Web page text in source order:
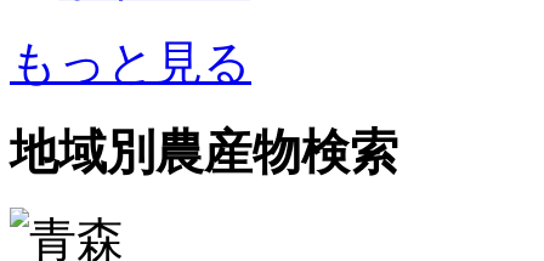
もっと見る
地域別農産物検索